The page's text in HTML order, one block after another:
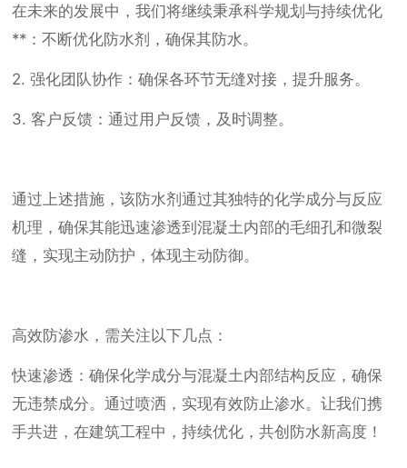
在未来的发展中，我们将继续秉承科学规划与持续优化
**：不断优化防水剂，确保其防水。
2. 强化团队协作：确保各环节无缝对接，提升服务。
3. 客户反馈：通过用户反馈，及时调整。
通过上述措施，该防水剂通过其独特的化学成分与反应
机理，确保其能迅速渗透到混凝土内部的毛细孔和微裂
缝，实现主动防护，体现主动防御。
高效防渗水，需关注以下几点：
快速渗透：确保化学成分与混凝土内部结构反应，确保
无违禁成分。通过喷洒，实现有效防止渗水。让我们携
手共进，在建筑工程中，持续优化，共创防水新高度！